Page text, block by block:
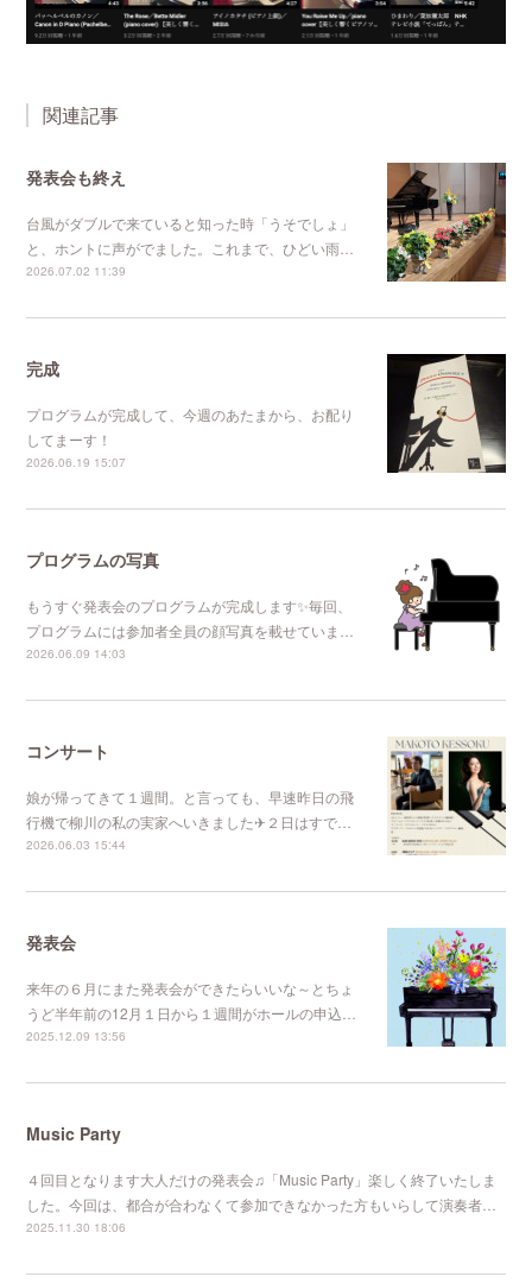
関連記事
発表会も終え
台風がダブルで来ていると知った時「うそでしょ」
と、ホントに声がでました。これまで、ひどい雨…
2026.07.02 11:39
完成
プログラムが完成して、今週のあたまから、お配り
してまーす！
2026.06.19 15:07
プログラムの写真
もうすぐ発表会のプログラムが完成します✨毎回、
プログラムには参加者全員の顔写真を載せていま…
2026.06.09 14:03
コンサート
娘が帰ってきて１週間。と言っても、早速昨日の飛
行機で柳川の私の実家へいきました✈２日はすで…
2026.06.03 15:44
発表会
来年の６月にまた発表会ができたらいいな～とちょ
うど半年前の12月１日から１週間がホールの申込…
2025.12.09 13:56
Music Party
４回目となります大人だけの発表会♫「Music Party」楽しく終了いたしま
した。今回は、都合が合わなくて参加できなかった方もいらして演奏者…
2025.11.30 18:06